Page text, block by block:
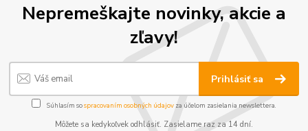
Nepremeškajte novinky, akcie a
zľavy!
Prihlásiť sa
Súhlasím sospracovaním osobných údajov za účelom zasielania newslettera.
Môžete sa kedykoľvek odhlásiť. Zasielame raz za 14 dní.